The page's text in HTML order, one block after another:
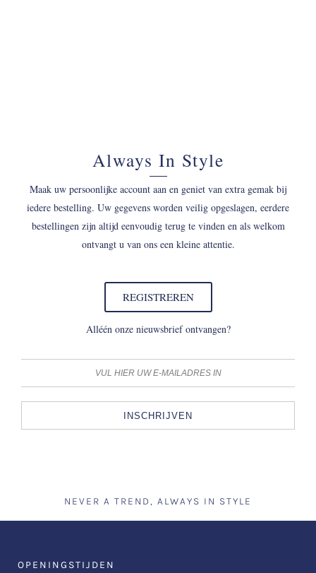
Always In Style
Maak uw persoonlijke account aan en geniet van extra gemak bij
iedere bestelling. Uw gegevens worden veilig opgeslagen, eerdere
bestellingen zijn altijd eenvoudig terug te vinden en als welkom
ontvangt u van ons een kleine attentie.
REGISTREREN
Alléén onze nieuwsbrief ontvangen?
INSCHRIJVEN
NEVER A TREND, ALWAYS IN STYLE
OPENINGSTIJDEN